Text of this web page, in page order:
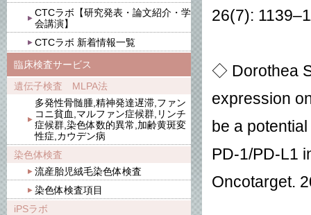
CTCラボ【研究発表・論文紹介・学
会講演】
CTCラボ 新着情報一覧
臨床検査サービス
遺伝子検査 MLPA法
多発性骨髄腫,精神発達遅滞,ファン
コニ貧血,マルファン症候群,リンチ
症候群,染色体数的異常,加齢黄斑変
性症,カウデン病
染色体検査
流産胎児絨毛染色体検査
染色体検査項目
iPSラボ
26(7):
◇ Dorothea
expression
be a
PD-1/PD-L1
Oncotarget.